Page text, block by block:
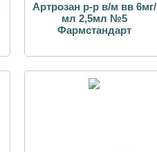
Артрозан р-р в/м вв 6мг/
мл 2,5мл №5
Фармстандарт